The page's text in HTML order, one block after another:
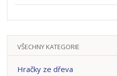
VŠECHNY KATEGORIE
Hračky ze dřeva